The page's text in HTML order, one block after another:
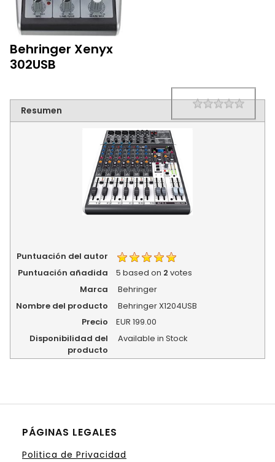
Behringer Xenyx
302USB
Resumen Rating 1 star
2
3
4
5
Puntuación del autor
Puntuación añadida
5 based on 2 votes
Marca
Behringer
Nombre del producto
Behringer X1204USB
Precio
EUR 199.00
Disponibilidad del
producto
Available in Stock
PÁGINAS LEGALES
Politica de Privacidad